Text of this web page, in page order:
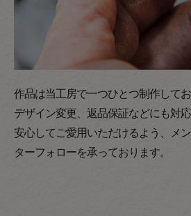
作品は当工房で一つひとつ制作して
デザイン変更、返品保証などにも対
安心してご愛用いただけるよう、メ
ターフォローを承っております。